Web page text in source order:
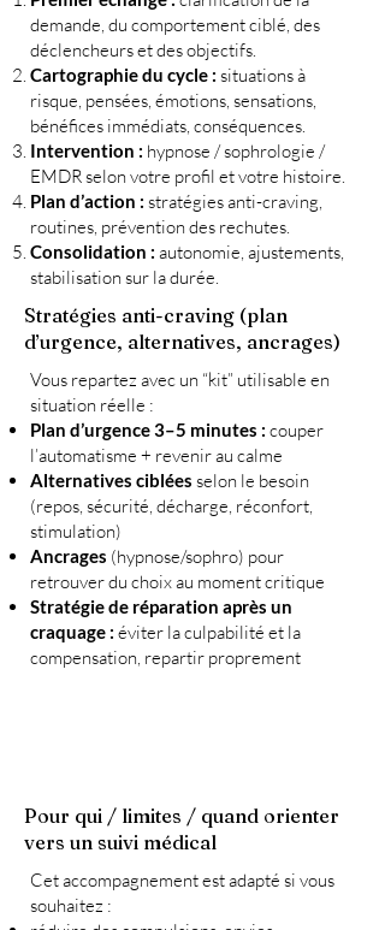
demande, du comportement ciblé, des
déclencheurs et des objectifs.
Cartographie du cycle : situations à
risque, pensées, émotions, sensations,
bénéfices immédiats, conséquences.
Intervention : hypnose / sophrologie /
EMDR selon votre profil et votre histoire.
Plan d’action : stratégies anti-craving,
routines, prévention des rechutes.
Consolidation : autonomie, ajustements,
stabilisation sur la durée.
Stratégies anti-craving (plan
d’urgence, alternatives, ancrages)
Vous repartez avec un “kit” utilisable en
situation réelle :
Plan d’urgence 3–5 minutes : couper
l’automatisme + revenir au calme
Alternatives ciblées selon le besoin
(repos, sécurité, décharge, réconfort,
stimulation)
Ancrages (hypnose/sophro) pour
retrouver du choix au moment critique
Stratégie de réparation après un
craquage : éviter la culpabilité et la
compensation, repartir proprement
Pour qui / limites / quand orienter
vers un suivi médical
Cet accompagnement est adapté si vous
souhaitez :